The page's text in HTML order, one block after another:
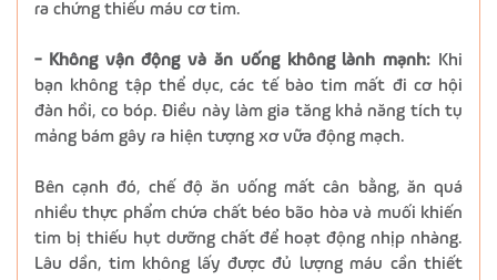
ra chứng thiếu máu cơ tim.
- Không vận động và ăn uống không lành mạnh: Khi
bạn không tập thể dục, các tế bào tim mất đi cơ hội
đàn hồi, co bóp. Điều này làm gia tăng khả năng tích tụ
mảng bám gây ra hiện tượng xơ vữa động mạch.
Bên cạnh đó, chế độ ăn uống mất cân bằng, ăn quá
nhiều thực phẩm chứa chất béo bão hòa và muối khiến
tim bị thiếu hụt dưỡng chất để hoạt động nhịp nhàng.
Lâu dần, tim không lấy được đủ lượng máu cần thiết